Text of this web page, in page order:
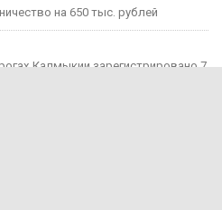
на 650 тыс. рублей
Калмыкии зарегистрировано 7